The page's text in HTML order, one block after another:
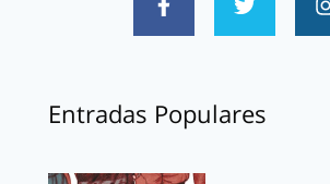
Entradas Populares